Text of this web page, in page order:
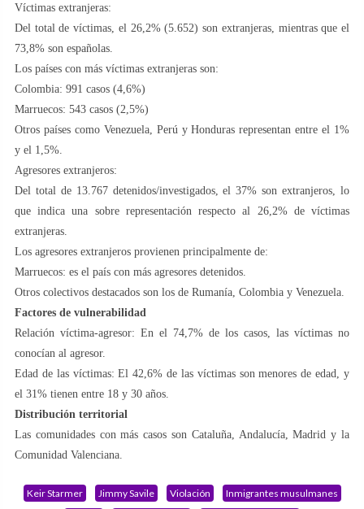
Víctimas extranjeras:
Del total de víctimas, el 26,2% (5.652) son extranjeras, mientras que el
73,8% son españolas.
Los países con más víctimas extranjeras son:
Colombia: 991 casos (4,6%)
Marruecos: 543 casos (2,5%)
Otros países como Venezuela, Perú y Honduras representan entre el 1%
y el 1,5%.
Agresores extranjeros:
Del total de 13.767 detenidos/investigados, el 37% son extranjeros, lo
que indica una sobre representación respecto al 26,2% de víctimas
extranjeras.
Los agresores extranjeros provienen principalmente de:
Marruecos: es el país con más agresores detenidos.
Otros colectivos destacados son los de Rumanía, Colombia y Venezuela.
Factores de vulnerabilidad
Relación víctima-agresor: En el 74,7% de los casos, las víctimas no
conocían al agresor.
Edad de las víctimas: El 42,6% de las víctimas son menores de edad, y
el 31% tienen entre 18 y 30 años.
Distribución territorial
Las comunidades con más casos son Cataluña, Andalucía, Madrid y la
Comunidad Valenciana.
Keir Starmer Jimmy Savile Violación
Inmigrantes musulmanes